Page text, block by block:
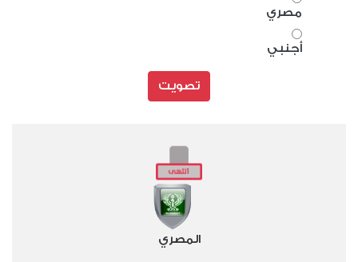
مصري
أجنبي
تصويت
المصري